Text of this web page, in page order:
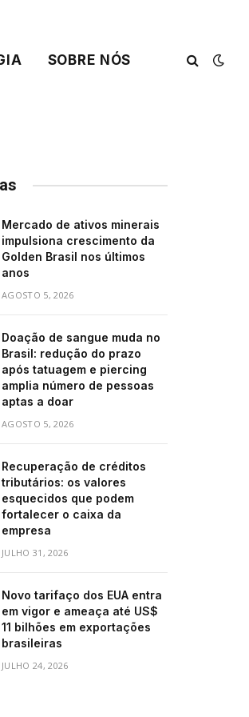
SOBRE NÓS
Mercado de ativos minerais
impulsiona crescimento da
Golden Brasil nos últimos
anos
AGOSTO 5, 2026
Doação de sangue muda no
Brasil: redução do prazo
após tatuagem e piercing
amplia número de pessoas
aptas a doar
AGOSTO 5, 2026
Recuperação de créditos
tributários: os valores
esquecidos que podem
fortalecer o caixa da
empresa
JULHO 31, 2026
Novo tarifaço dos EUA entra
em vigor e ameaça até US$
11 bilhões em exportações
brasileiras
JULHO 24, 2026